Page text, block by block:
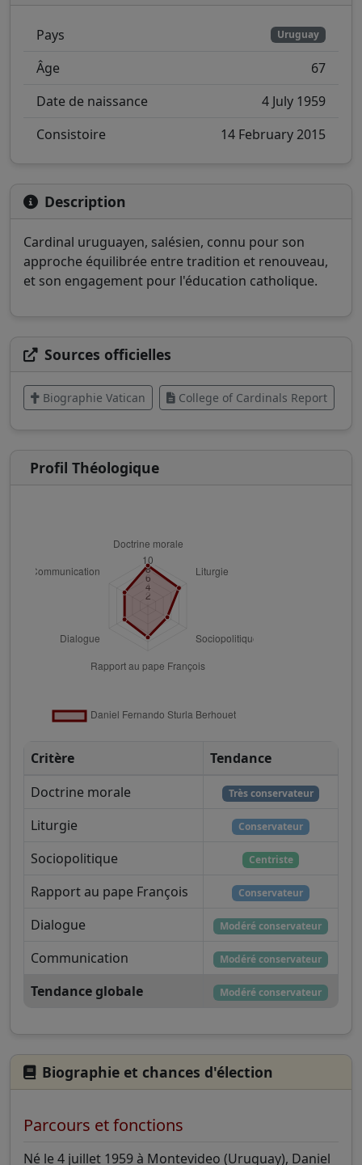
Pays Uruguay
Âge
67
Date de naissance
4 July 1959
Consistoire
14 February 2015
Description
Cardinal uruguayen, salésien, connu pour son
approche équilibrée entre tradition et renouveau,
et son engagement pour l'éducation catholique.
Sources officielles
Biographie Vatican College of Cardinals Report
Profil Théologique
Critère
Tendance
Doctrine morale
Très conservateur
Liturgie Conservateur
Sociopolitique Centriste
Rapport au pape François Conservateur
Dialogue Modéré conservateur
Communication Modéré conservateur
Tendance globale Modéré conservateur
Biographie et chances d'élection
Parcours et fonctions
Né le 4 juillet 1959 à Montevideo (Uruguay), Daniel